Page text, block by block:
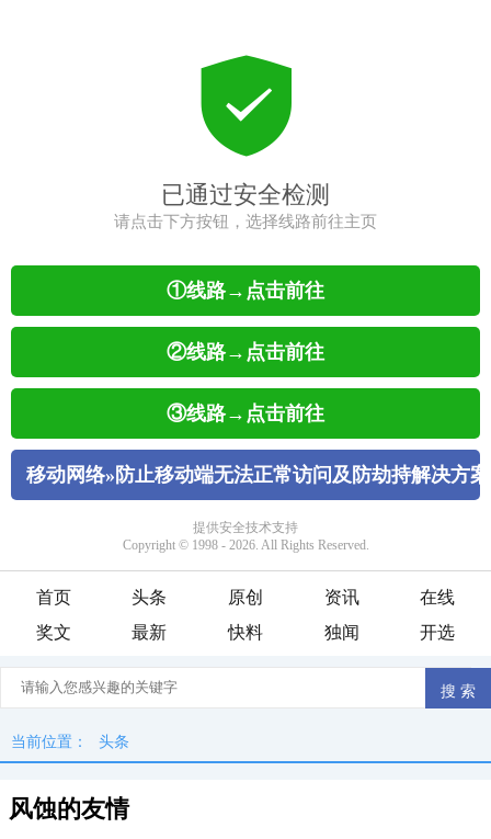
首页 头条 原创 资讯
在线
奖文
最新 快料 独闻 开选
当前位置： 头条
风蚀的友情